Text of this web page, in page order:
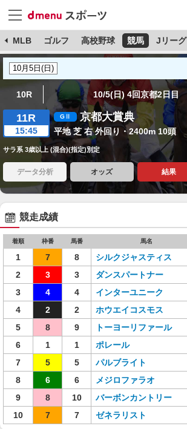
MLB ゴルフ 高校野球 競馬 Jリーグ
10R 10/5(日) 4回京都2日目
11R
15:45
京都大賞典
平地 芝 右 外回り・2400m 10頭
サラ系 3歳以上 (混合)(指定)別定
データ分析 オッズ 結果
競走成績
着順 枠番 馬番 馬名
1 7 8 シルクジャスティス
2
3 3 ダンスパートナー
3
4 4 インターユニーク
4
2 2 ホウエイコスモス
5
8 9 トーヨーリファール
6
1 1 ポレール
7
5 5 パルブライト
8
6 6 メジロファラオ
9
8 10 バーボンカントリー
10
7 7 ゼネラリスト